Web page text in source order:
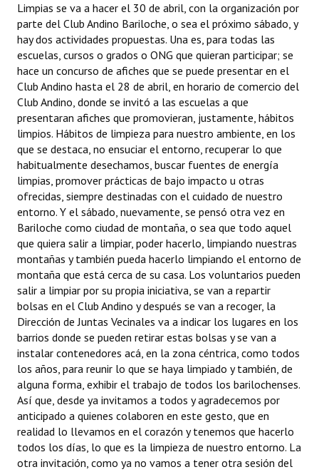
Limpias se va a hacer el 30 de abril, con la organización por
parte del Club Andino Bariloche, o sea el próximo sábado, y
hay dos actividades propuestas. Una es, para todas las
escuelas, cursos o grados o ONG que quieran participar; se
hace un concurso de afiches que se puede presentar en el
Club Andino hasta el 28 de abril, en horario de comercio del
Club Andino, donde se invitó a las escuelas a que
presentaran afiches que promovieran, justamente, hábitos
limpios. Hábitos de limpieza para nuestro ambiente, en los
que se destaca, no ensuciar el entorno, recuperar lo que
habitualmente desechamos, buscar fuentes de energía
limpias, promover prácticas de bajo impacto u otras
ofrecidas, siempre destinadas con el cuidado de nuestro
entorno. Y el sábado, nuevamente, se pensó otra vez en
Bariloche como ciudad de montaña, o sea que todo aquel
que quiera salir a limpiar, poder hacerlo, limpiando nuestras
montañas y también pueda hacerlo limpiando el entorno de
montaña que está cerca de su casa. Los voluntarios pueden
salir a limpiar por su propia iniciativa, se van a repartir
bolsas en el Club Andino y después se van a recoger, la
Dirección de Juntas Vecinales va a indicar los lugares en los
barrios donde se pueden retirar estas bolsas y se van a
instalar contenedores acá, en la zona céntrica, como todos
los años, para reunir lo que se haya limpiado y también, de
alguna forma, exhibir el trabajo de todos los barilochenses.
Así que, desde ya invitamos a todos y agradecemos por
anticipado a quienes colaboren en este gesto, que en
realidad lo llevamos en el corazón y tenemos que hacerlo
todos los días, lo que es la limpieza de nuestro entorno. La
otra invitación, como ya no vamos a tener otra sesión del